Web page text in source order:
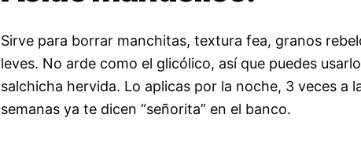
Sirve para borrar manchitas, textura fea, granos
leves. No arde como el glicólico, así que puedes
salchicha hervida. Lo aplicas por la noche, 3 veces a
semanas ya te dicen “señorita” en el banco.